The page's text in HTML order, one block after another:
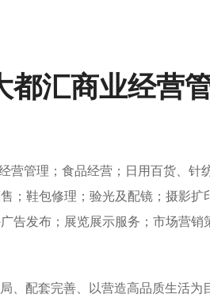
都汇商业经营
管理；食品经营；日用百货、
鞋包修理；验光及配镜；摄影
告发布；展览展示服务；市场营
、配套完善、以营造高品质生活为